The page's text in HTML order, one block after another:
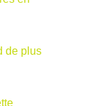
de plus